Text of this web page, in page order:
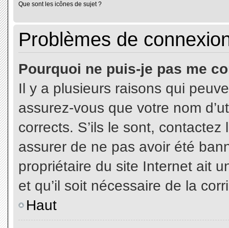
Que sont les icônes de sujet ?
Problèmes de
Pourquoi ne puis-je pas me
Il y a plusieurs raisons qui
assurez-vous que votre nom
corrects. S’ils le sont,
assurer de ne pas avoir été
propriétaire du site Internet ait
et qu’il soit nécessaire de la
Haut